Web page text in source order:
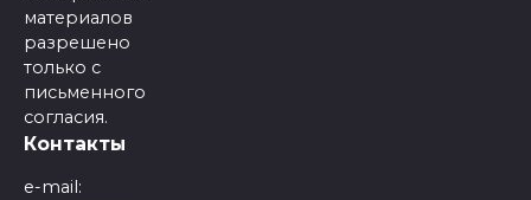
материалов
разрешено
только с
письменного
согласия.
Контакты
e-mail: